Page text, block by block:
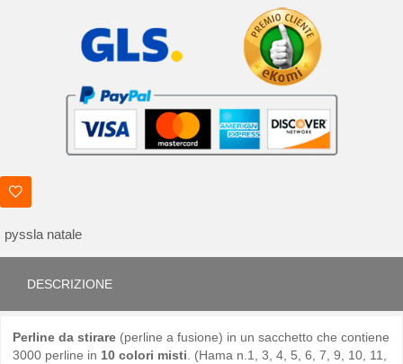
pyssla natale
DESCRIZIONE
Perline da stirare (perline a fusione) in un sacchetto che contiene
3000 perline in 10 colori misti. (Hama n.1, 3, 4, 5, 6, 7, 9, 10, 11,